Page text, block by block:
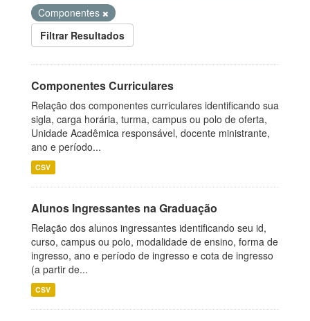
Componentes
Filtrar Resultados
Componentes Curriculares
Relação dos componentes curriculares identificando sua
sigla, carga horária, turma, campus ou polo de oferta,
Unidade Acadêmica responsável, docente ministrante,
ano e período...
CSV
Alunos Ingressantes na Graduação
Relação dos alunos ingressantes identificando seu id,
curso, campus ou polo, modalidade de ensino, forma de
ingresso, ano e período de ingresso e cota de ingresso
(a partir de...
CSV